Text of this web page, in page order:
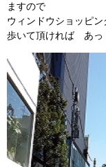
ますので
ウィンドウショッピン
歩いて頂ければ あ